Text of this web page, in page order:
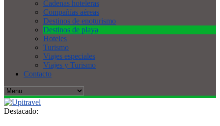
Cadenas hoteleras
Compañías aéreas
Destinos de enoturismo
Destinos de playa
Hoteles
Turismo
Viajes especiales
Viajes y Turismo
Contacto
Destacado: